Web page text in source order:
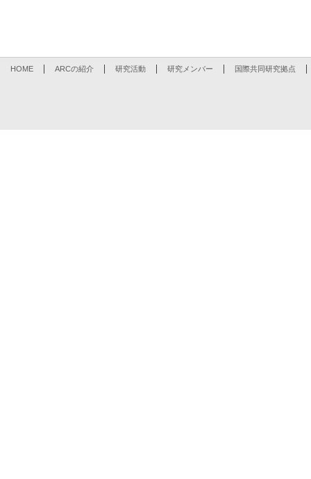
HOME ARCの紹介 研究活動 研究メンバー 国際共同研究拠点